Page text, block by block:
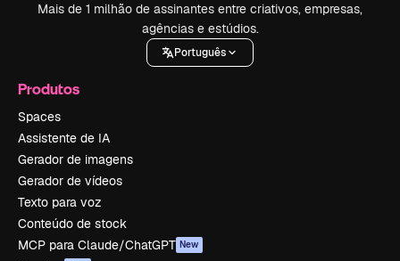
Mais de 1 milhão de assinantes entre criativos, empresas,
agências e estúdios.
Português
Produtos
Spaces
Assistente de IA
Gerador de imagens
Gerador de vídeos
Texto para voz
Conteúdo de stock
MCP para Claude/ChatGPT New